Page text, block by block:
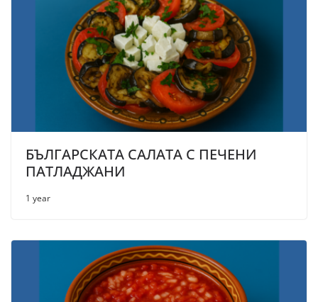
БЪЛГАРСКАТА САЛАТА С ПЕЧЕНИ
ПАТЛАДЖАНИ
1 year